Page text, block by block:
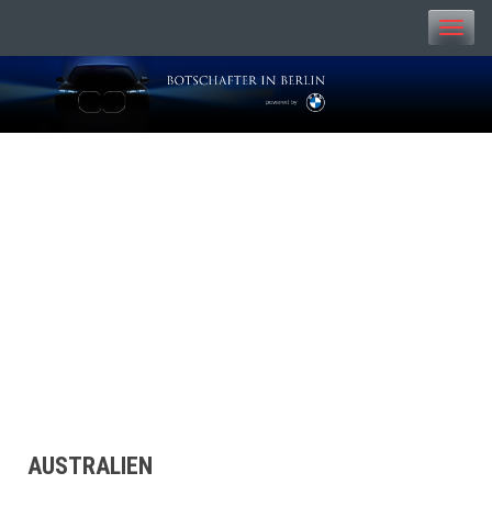
Toggle
BOTSCHAFTER IN
AUSTRALIEN